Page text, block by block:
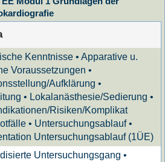
Kenntnisse • Apparative u.
Voraussetzungen •
Aufklärung •
• Lokalanästhesie/Sedierung •
Risiken/Komplikat
• Untersuchungsablauf •
Untersuchungsablauf (1ÜE)
Untersuchungsgang •